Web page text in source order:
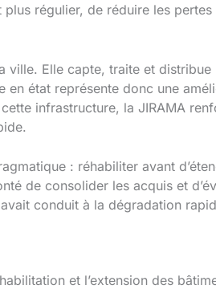
régulier, de réduire les pertes
Elle capte, traite et distribue
en état représente donc une
infrastructure, la JIRAMA
: réhabiliter avant
de consolider les acquis et
conduit à la dégradation
et l’extension des